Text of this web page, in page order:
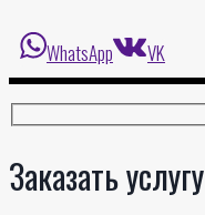
WhatsApp VK
Заказать услугу